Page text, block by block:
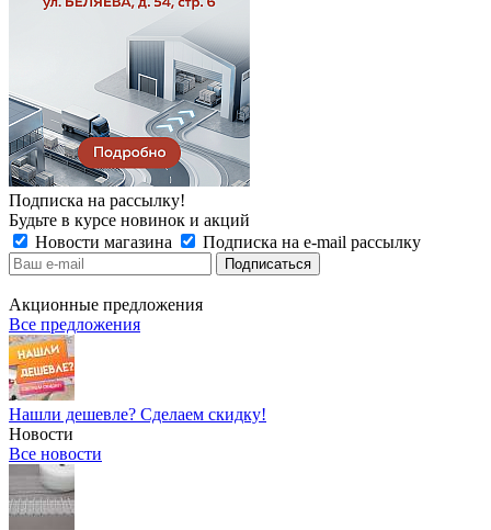
Подписка на рассылку!
Будьте в курсе новинок и акций
Новости магазина
Подписка на e-mail рассылку
Акционные предложения
Все предложения
Нашли дешевле? Сделаем скидку!
Новости
Все новости